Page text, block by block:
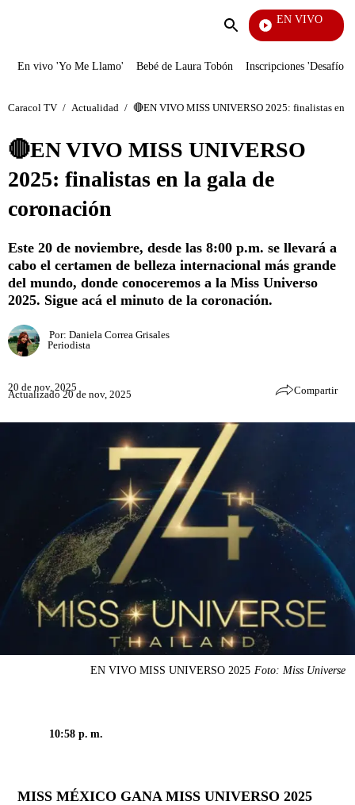
Enviar
EN VIVO
En vivo 'Yo Me Llamo' Bebé de Laura Tobón Inscripciones 'Desafío'
Caracol TV / Actualidad / 🔴EN VIVO MISS UNIVERSO 2025: finalistas en
🔴EN VIVO MISS UNIVERSO
2025: finalistas en la gala de
coronación
Este 20 de noviembre, desde las 8:00 p.m. se llevará a
cabo el certamen de belleza internacional más grande
del mundo, donde conoceremos a la Miss Universo
2025. Sigue acá el minuto de la coronación.
Por: Daniela Correa Grisales
Periodista
20 de nov, 2025
Actualizado 20 de nov, 2025 Compartir
EN VIVO MISS UNIVERSO 2025 Foto: Miss Universe
10:58 p. m.
MISS MÉXICO GANA MISS UNIVERSO 2025